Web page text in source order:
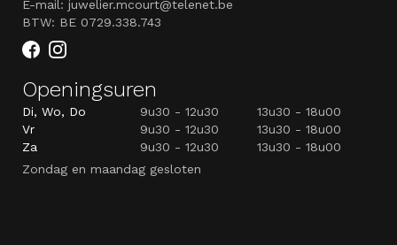
E-mail: juwelier.mcourt@telenet.be
BTW: BE 0729.338.743
Openingsuren
Di, Wo, Do 9u30 - 12u30
13u30 - 18u00
Vr
9u30 - 12u30
13u30 - 18u00
Za
9u30 - 12u30
13u30 - 18u00
Zondag en maandag gesloten